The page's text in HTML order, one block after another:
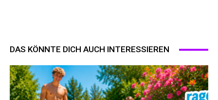
DAS KÖNNTE DICH AUCH INTERESSIEREN